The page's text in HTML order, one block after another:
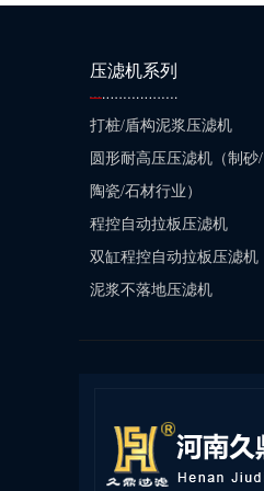
压滤机系列
打桩/盾构泥浆压滤机
圆形耐高压压滤机（制砂/
陶瓷/石材行业）
程控自动拉板压滤机
双缸程控自动拉板压滤机
泥浆不落地压滤机